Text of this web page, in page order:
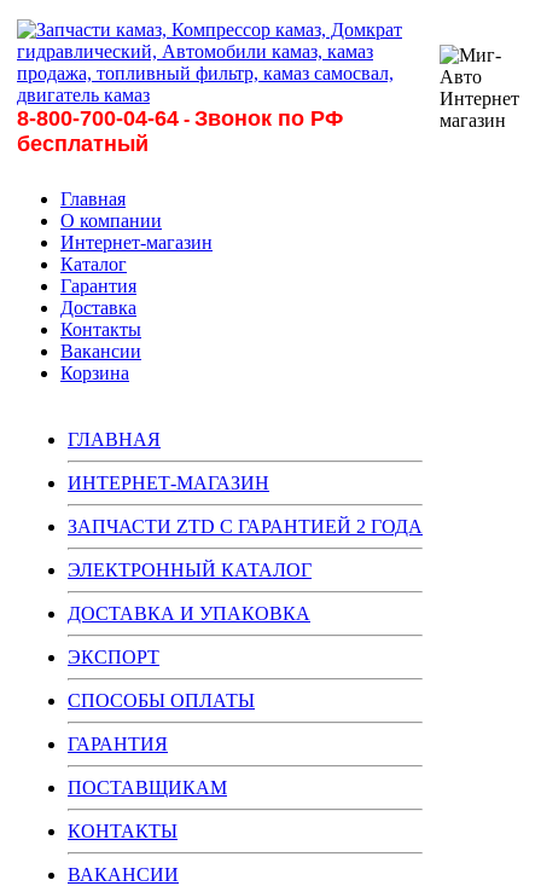
8-800-700-04-64 - Звонок по РФ
бесплатный
Главная
О компании
Интернет-магазин
Каталог
Гарантия
Доставка
Контакты
Вакансии
Корзина
ГЛАВНАЯ
ИНТЕРНЕТ-МАГАЗИН
ЗАПЧАСТИ ZTD С ГАРАНТИЕЙ 2 ГОДА
ЭЛЕКТРОННЫЙ КАТАЛОГ
ДОСТАВКА И УПАКОВКА
ЭКСПОРТ
СПОСОБЫ ОПЛАТЫ
ГАРАНТИЯ
ПОСТАВЩИКАМ
КОНТАКТЫ
ВАКАНСИИ